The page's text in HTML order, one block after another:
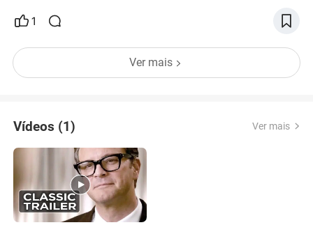
lindamente desenhada e profunda, alertando o
a sorte de ter uma alma gêmea, nunca desista dela.
Como criador de um império da moda, Tom Ford é
vanguardista e até ra
1
Ver mais
Vídeos (1) Ver mais